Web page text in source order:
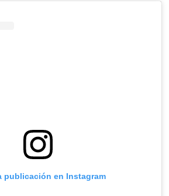
publicación en Instagram